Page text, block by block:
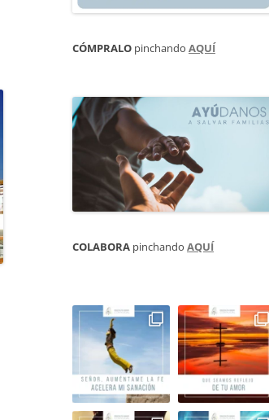
CÓMPRALO pinchando AQUÍ
COLABORA pinchando AQUÍ